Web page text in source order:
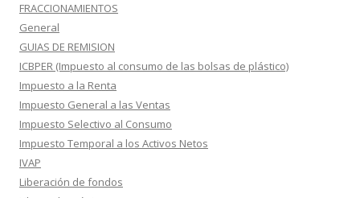
FRACCIONAMIENTOS
General
GUIAS DE REMISION
ICBPER (Impuesto al consumo de las bolsas de plástico)
Impuesto a la Renta
Impuesto General a las Ventas
Impuesto Selectivo al Consumo
Impuesto Temporal a los Activos Netos
IVAP
Liberación de fondos